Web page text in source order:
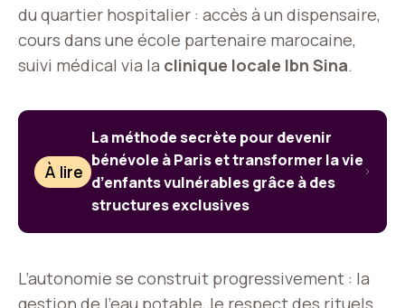
du quartier hospitalier : accès à un dispensaire,
cours dans une école partenaire marocaine,
suivi médical via la clinique locale Ibn Sina.
À lire
La méthode secrète pour devenir
bénévole à Paris et transformer la vie
d’enfants vulnérables grâce à des
structures exclusives
L’autonomie se construit progressivement : la